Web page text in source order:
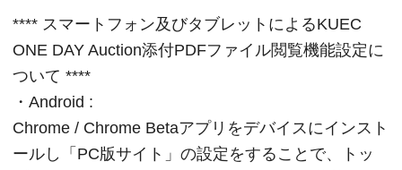
**** スマートフォン及びタブレットによるKUEC
ONE DAY Auction添付PDFファイル閲覧機能設定に
ついて ****
・Android :
Chrome / Chrome Betaアプリをデバイスにインスト
ールし「PC版サイト」の設定をすることで、トッ